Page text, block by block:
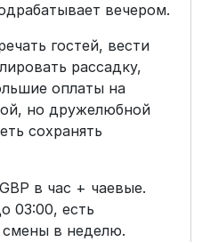
вечером.
гостей, вести
рассадку,
оплаты на
но дружелюбной
сохранять
в час + чаевые.
03:00, есть
смены в неделю.